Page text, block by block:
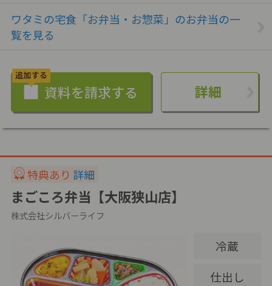
ワタミの宅食「お弁当・お惣菜」のお弁当の一
覧を見る
詳細
特典あり 詳細
まごころ弁当【大阪狭山店】
株式会社シルバーライフ
冷蔵
仕出し